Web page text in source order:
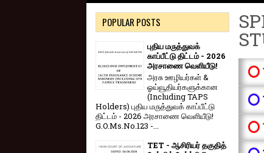
⭕
⭕
⭕
POPULAR POSTS
புதிய மருத்துவக்
காப்பீட்டு திட்டம் - 2026
அரசாணை வெளியீடு!
அரசு ஊழியர்கள் &
ஓய்வூதியர்களுக்கான
(Including TAPS
Holders) புதிய மருத்துவக் காப்பீட்டு
திட்டம் - 2026 அரசாணை வெளியீடு!
G.O.Ms.No.123 -...
TET - ஆசிரியர் தகுதித்